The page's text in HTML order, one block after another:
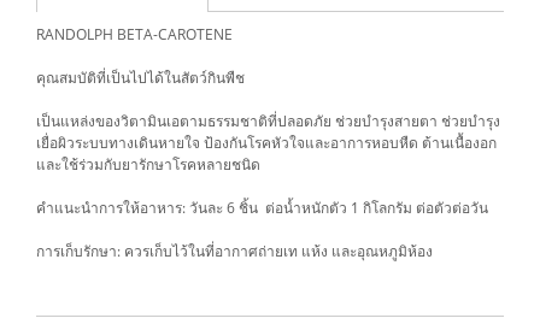
RANDOLPH BETA-CAROTENE
คุณสมบัติที่เป็นไปได้ในสัตว์กินพืช
เป็นแหล่งของวิตามินเอตามธรรมชาติที่ปลอดภัย ช่วยบำรุงสายตา ช่วยบำรุง
เยื่อผิวระบบทางเดินหายใจ ป้องกันโรคหัวใจและอาการหอบหืด ต้านเนื้องอก
และใช้ร่วมกับยารักษาโรคหลายชนิด
คำแนะนำการให้อาหาร: วันละ 6 ชิ้น ต่อน้ำหนักตัว 1 กิโลกรัม ต่อตัวต่อวัน
การเก็บรักษา: ควรเก็บไว้ในที่อากาศถ่ายเท แห้ง และอุณหภูมิห้อง